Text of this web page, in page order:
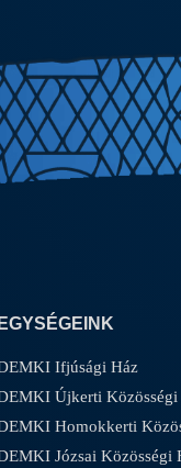
EGYSÉGEINK
Ifjúsági Ház
Újkerti Közösségi
Homokkerti
Józsai Közösségi